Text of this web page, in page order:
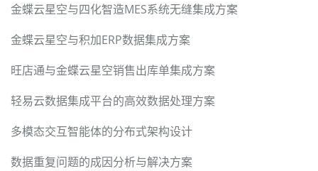
金蝶云星空与四化智造MES系统无缝集成方案
金蝶云星空与积加ERP数据集成方案
旺店通与金蝶云星空销售出库单集成方案
轻易云数据集成平台的高效数据处理方案
多模态交互智能体的分布式架构设计
数据重复问题的成因分析与解决方案